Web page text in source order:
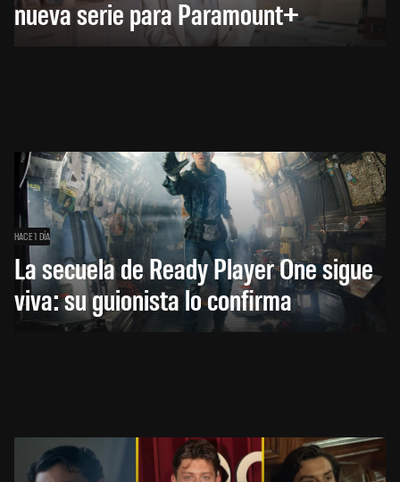
nueva serie para Paramount+
HACE 1 DÍA
La secuela de Ready Player One sigue
viva: su guionista lo confirma